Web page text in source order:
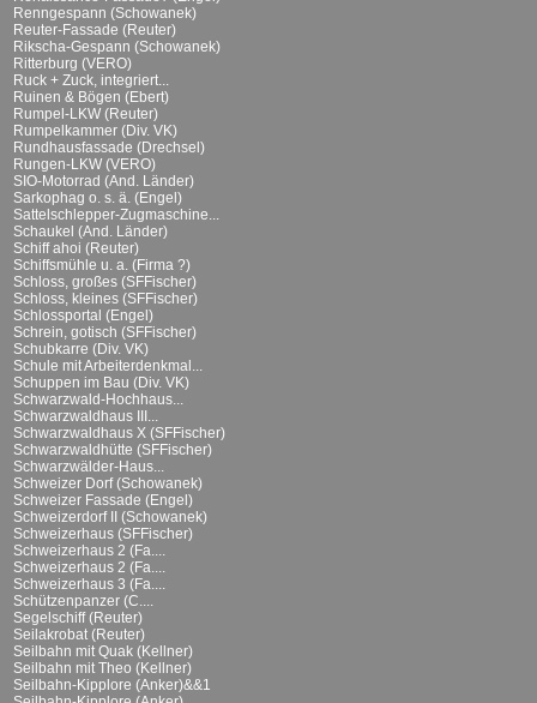
Renngespann (Schowanek)
Reuter-Fassade (Reuter)
Rikscha-Gespann (Schowanek)
Ritterburg (VERO)
Ruck + Zuck, integriert...
Ruinen & Bögen (Ebert)
Rumpel-LKW (Reuter)
Rumpelkammer (Div. VK)
Rundhausfassade (Drechsel)
Rungen-LKW (VERO)
SIO-Motorrad (And. Länder)
Sarkophag o. s. ä. (Engel)
Sattelschlepper-Zugmaschine...
Schaukel (And. Länder)
Schiff ahoi (Reuter)
Schiffsmühle u. a. (Firma ?)
Schloss, großes (SFFischer)
Schloss, kleines (SFFischer)
Schlossportal (Engel)
Schrein, gotisch (SFFischer)
Schubkarre (Div. VK)
Schule mit Arbeiterdenkmal...
Schuppen im Bau (Div. VK)
Schwarzwald-Hochhaus...
Schwarzwaldhaus III...
Schwarzwaldhaus X (SFFischer)
Schwarzwaldhütte (SFFischer)
Schwarzwälder-Haus...
Schweizer Dorf (Schowanek)
Schweizer Fassade (Engel)
Schweizerdorf II (Schowanek)
Schweizerhaus (SFFischer)
Schweizerhaus 2 (Fa....
Schweizerhaus 2 (Fa....
Schweizerhaus 3 (Fa....
Schützenpanzer (C....
Segelschiff (Reuter)
Seilakrobat (Reuter)
Seilbahn mit Quak (Kellner)
Seilbahn mit Theo (Kellner)
Seilbahn-Kipplore (Anker)&&1